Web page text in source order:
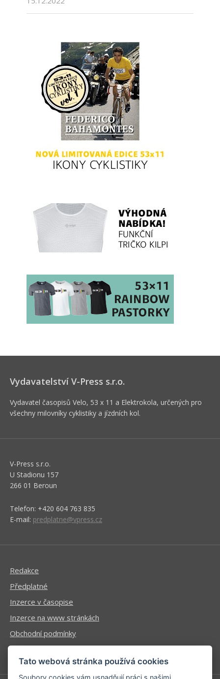
Vydavatelství V-Press s.r.o.
Vydavatel časopisů Velo, 53 x 11 a Elektrokola, určených pro
všechny milovníky cyklistiky a jízdních kol.
V-Press s.r.o.
U Stadionu 157
266 01 Beroun
Telefon: +420 604 763 835
E-mail: predplatne@vpress.cz
Redakce
Předplatné
Inzerce v časopise
Inzerce na www stránkách
Obchodní podmínky
Ochrana osobních údajů
Tato webová stránka používá cookies
Soubory cookies vám usnadňují práci s našimi